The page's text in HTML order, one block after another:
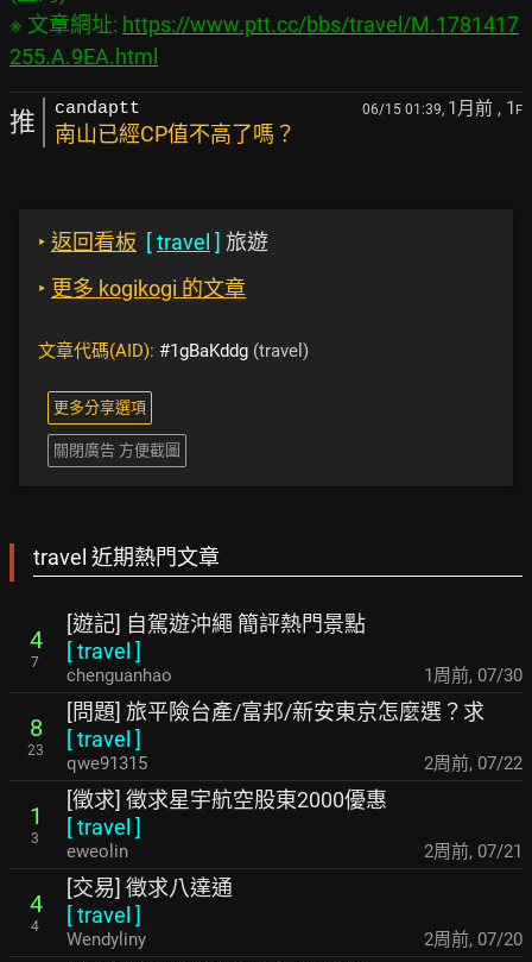
※ 文章網址: https://www.ptt.cc/bbs/travel/M.1781417
255.A.9EA.html
推 candaptt 06/15 01:39, 1月前 , 1 F
南山已經CP值不高了嗎？
‣ 返回看板 [travel ] 旅遊
‣ 更多 kogikogi 的文章
文章代碼(AID): #1gBaKddg (travel)
更多分享選項
關閉廣告 方便截圖
travel 近期熱門文章
4
7
[遊記] 自駕遊沖繩 簡評熱門景點
[travel ]
chenguanhao 1周前, 07/30
8
23
[問題] 旅平險台產/富邦/新安東京怎麼選？求
[travel ]
qwe91315 2周前, 07/22
1
3
[徵求] 徵求星宇航空股東2000優惠
[travel ]
eweolin 2周前, 07/21
4
4
[交易] 徵求八達通
[travel ]
Wendyliny 2周前, 07/20